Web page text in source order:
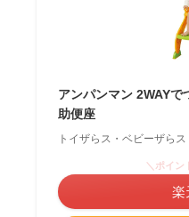
アンパンマン 2WAY
助便座
トイザらス・ベビーザらス
＼ポイン
楽